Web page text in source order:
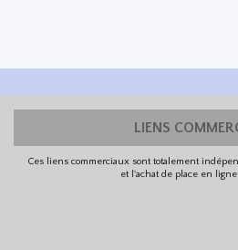
LIENS
Ces liens commerciaux sont totalement
et l'achat de place en